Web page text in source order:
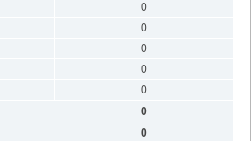
0
0
0
0
0
0
0